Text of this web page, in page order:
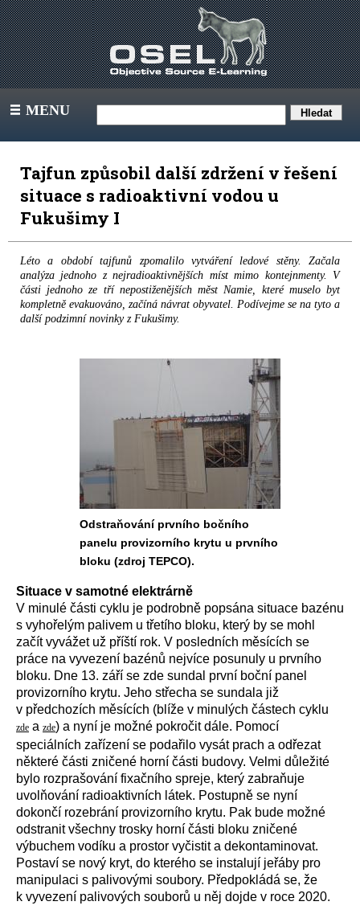
III MENU
Tajfun způsobil další zdržení v řešení
situace s radioaktivní vodou u
Fukušimy I
Léto a období tajfunů zpomalilo vytváření ledové stěny. Začala
analýza jednoho z nejradioaktivnějších míst mimo kontejnmenty. V
části jednoho ze tří nepostiženějších měst Namie, které muselo byt
kompletně evakuováno, začíná návrat obyvatel. Podívejme se na tyto a
další podzimní novinky z Fukušimy.
Odstraňování prvního bočního
panelu provizorního krytu u prvního
bloku (zdroj TEPCO).
Situace v samotné elektrárně
V minulé části cyklu je podrobně popsána situace bazénu
s vyhořelým palivem u třetího bloku, který by se mohl
začít vyvážet už příští rok. V posledních měsících se
práce na vyvezení bazénů nejvíce posunuly u prvního
bloku. Dne 13. září se zde sundal první boční panel
provizorního krytu. Jeho střecha se sundala již
v předchozích měsících (blíže v minulých částech cyklu
zde a zde) a nyní je možné pokročit dále. Pomocí
speciálních zařízení se podařilo vysát prach a odřezat
některé části zničené horní části budovy. Velmi důležité
bylo rozprašování fixačního spreje, který zabraňuje
uvolňování radioaktivních látek. Postupně se nyní
dokončí rozebrání provizorního krytu. Pak bude možné
odstranit všechny trosky horní části bloku zničené
výbuchem vodíku a prostor vyčistit a dekontaminovat.
Postaví se nový kryt, do kterého se instalují jeřáby pro
manipulaci s palivovými soubory. Předpokládá se, že
k vyvezení palivových souborů u něj dojde v roce 2020.